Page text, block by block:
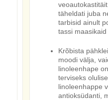
täheldati juba
tarbisid ainult
tassi
Krõbista
moodi välja,
linoleenhape
terviseks
linoleenhappe
antioksüdanti,